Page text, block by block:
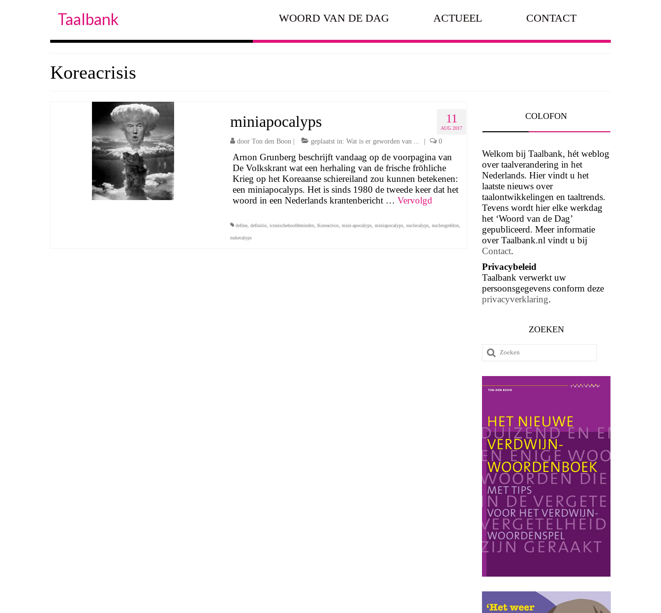
Taalbank WOORD VAN DE DAG ACTUEEL CONTACT
Koreacrisis
11
AUG 2017
miniapocalyps
door Ton den Boon| geplaatst in: Wat is er geworden van ... 0
Arnon Grunberg beschrijft vandaag op de voorpagina van
De Volkskrant wat een herhaling van de frische fröhliche
Krieg op het Koreaanse schiereiland zou kunnen betekenen:
een miniapocalyps. Het is sinds 1980 de tweede keer dat het
woord in een Nederlands krantenbericht … Vervolgd
define, definitie, iconischehoofdenindex, Koreacrisis, mini-apocalyps, miniapocalyps, nuclecalyps, nucleogeddon,
nukecalyps
COLOFON
Welkom bij Taalbank, hét weblog
over taalverandering in het
Nederlands. Hier vindt u het
laatste nieuws over
taalontwikkelingen en taaltrends.
Tevens wordt hier elke werkdag
het ‘Woord van de Dag’
gepubliceerd. Meer informatie
over Taalbank.nl vindt u bij
Contact.
Privacybeleid
Taalbank verwerkt uw
persoonsgegevens conform deze
privacyverklaring.
ZOEKEN
Zoeken
naar: